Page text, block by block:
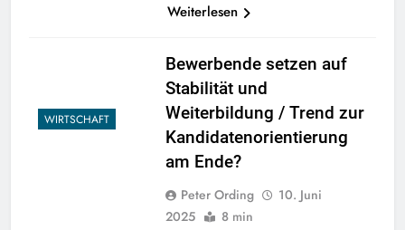
Weiterlesen
WIRTSCHAFT
Bewerbende setzen auf
Stabilität und
Weiterbildung / Trend zur
Kandidatenorientierung
am Ende?
Peter Ording
10. Juni
2025
8 min